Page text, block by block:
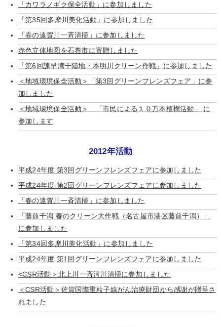
「カワラノギク保全活動」に参加しました
「第35回多摩川美化活動」に参加しました
「春の遠賀川一斉清掃」に参加しました
赤色立体地図を石巻市に寄贈しました
「第6回諫早湾干陸地・本明川クリーン作戦」に参加しました
＜地域環境保全活動＞「第3回グリーンフレンズフェア」に参
加しました
＜地域環境保全活動＞ 「市民による１０万本植樹活動」 に
参加します
2012年活動
平成24年度 第3回グリーンフレンズフェアに参加しました
平成24年度 第2回グリーンフレンズフェアに参加しました
「春の遠賀川一斉清掃」に参加しました
「藤前干潟 春のクリーン大作戦（名古屋市港区藤前干潟）」
に参加しました
「第34回多摩川美化活動」に参加しました
平成24年度 第1回グリーンフレンズフェアに参加しました
<CSR活動＞北上川一斉河川清掃に参加しました
＜CSR活動＞佐賀国際重粒子線がん治療財団から感謝が贈呈さ
れました